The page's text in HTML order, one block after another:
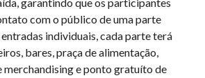
com o público de uma parte
individuais, cada parte terá
bares, praça de alimentação,
e ponto gratuíto de